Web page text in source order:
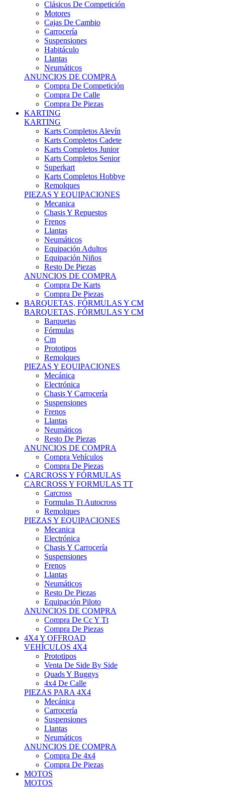
Cajas De Cambio
Carrocería
Suspensiones
Habitáculo
Llantas
Neumáticos
ANUNCIOS DE COMPRA
Compra De Competición
Compra De Calle
Compra De Piezas
KARTING
KARTING
Karts Completos Alevín
Karts Completos Cadete
Karts Completos Junior
Karts Completos Senior
Superkart
Karts Completos Hobbye
Remolques
PIEZAS Y EQUIPACIONES
Mecanica
Chasis Y Repuestos
Frenos
Llantas
Neumáticos
Equipación Adultos
Equipación Niños
Resto De Piezas
ANUNCIOS DE COMPRA
Compra De Karts
Compra De Piezas
BARQUETAS, FÓRMULAS Y CM
BARQUETAS, FÓRMULAS Y CM
Barquetas
Fórmulas
Cm
Prototipos
Remolques
PIEZAS Y EQUIPACIONES
Mecánica
Electrónica
Chasis Y Carrocería
Suspensiones
Frenos
Llantas
Neumáticos
Resto De Piezas
ANUNCIOS DE COMPRA
Compra Vehículos
Compra De Piezas
CARCROSS Y FÓRMULAS
CARCROSS Y FORMULAS TT
Carcross
Formulas Tt Autocross
Remolques
PIEZAS Y EQUIPACIONES
Mecanica
Electrónica
Chasis Y Carrocería
Suspensiones
Frenos
Llantas
Neumáticos
Resto De Piezas
Equipación Piloto
ANUNCIOS DE COMPRA
Compra De Cc Y Tt
Compra De Piezas
4X4 Y OFFROAD
VEHÍCULOS 4X4
Prototipos
Venta De Side By Side
Quads Y Buggys
4x4 De Calle
PIEZAS PARA 4X4
Mecánica
Carrocería
Suspensiones
Llantas
Neumáticos
ANUNCIOS DE COMPRA
Compra De 4x4
Compra De Piezas
MOTOS
MOTOS
Motos De Circuito